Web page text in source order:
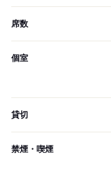
席数
個室
貸切
禁煙・喫煙